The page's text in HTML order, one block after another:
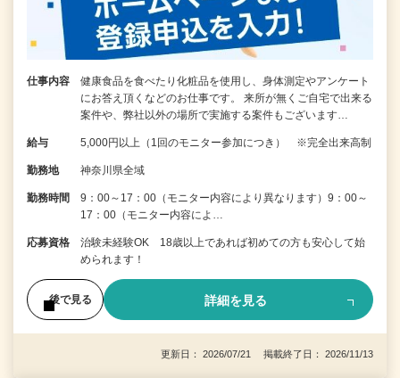
仕事内容
健康食品を食べたり化粧品を使用し、身体測定やアンケート
にお答え頂くなどのお仕事です。 来所が無くご自宅で出来る
案件や、弊社以外の場所で実施する案件もございます…
給与 5,000円以上（1回のモニター参加につき） ※完全出来高制
勤務地 神奈川県全域
勤務時間
9：00～17：00（モニター内容により異なります）9：00～
17：00（モニター内容によ…
応募資格
治験未経験OK 18歳以上であれば初めての方も安心して始
められます！
後で見る 詳細を見る
更新日： 2026/07/21 掲載終了日： 2026/11/13